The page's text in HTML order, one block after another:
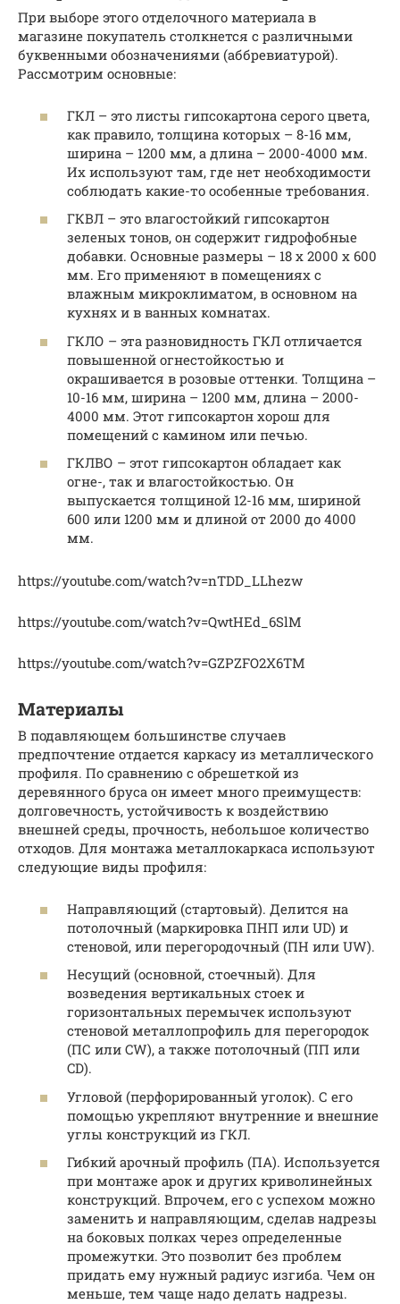
При выборе этого отделочного материала в
магазине покупатель столкнется с различными
буквенными обозначениями (аббревиатурой).
Рассмотрим основные:
ГКЛ – это листы гипсокартона серого цвета,
как правило, толщина которых – 8-16 мм,
ширина – 1200 мм, а длина – 2000-4000 мм.
Их используют там, где нет необходимости
соблюдать какие-то особенные требования.
ГКВЛ – это влагостойкий гипсокартон
зеленых тонов, он содержит гидрофобные
добавки. Основные размеры – 18 х 2000 х 600
мм. Его применяют в помещениях с
влажным микроклиматом, в основном на
кухнях и в ванных комнатах.
ГКЛО – эта разновидность ГКЛ отличается
повышенной огнестойкостью и
окрашивается в розовые оттенки. Толщина –
10-16 мм, ширина – 1200 мм, длина – 2000-
4000 мм. Этот гипсокартон хорош для
помещений с камином или печью.
ГКЛВО – этот гипсокартон обладает как
огне-, так и влагостойкостью. Он
выпускается толщиной 12-16 мм, шириной
600 или 1200 мм и длиной от 2000 до 4000
мм.
https://youtube.com/watch?v=nTDD_LLhezw
https://youtube.com/watch?v=QwtHEd_6SlM
https://youtube.com/watch?v=GZPZFO2X6TM
Материалы
В подавляющем большинстве случаев
предпочтение отдается каркасу из металлического
профиля. По сравнению с обрешеткой из
деревянного бруса он имеет много преимуществ:
долговечность, устойчивость к воздействию
внешней среды, прочность, небольшое количество
отходов. Для монтажа металлокаркаса используют
следующие виды профиля:
Направляющий (стартовый). Делится на
потолочный (маркировка ПНП или UD) и
стеновой, или перегородочный (ПН или UW).
Несущий (основной, стоечный). Для
возведения вертикальных стоек и
горизонтальных перемычек используют
стеновой металлопрофиль для перегородок
(ПС или CW), а также потолочный (ПП или
CD).
Угловой (перфорированный уголок). С его
помощью укрепляют внутренние и внешние
углы конструкций из ГКЛ.
Гибкий арочный профиль (ПА). Используется
при монтаже арок и других криволинейных
конструкций. Впрочем, его с успехом можно
заменить и направляющим, сделав надрезы
на боковых полках через определенные
промежутки. Это позволит без проблем
придать ему нужный радиус изгиба. Чем он
меньше, тем чаще надо делать надрезы.